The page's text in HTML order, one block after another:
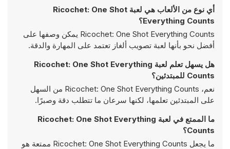
أي نوع من الألعاب هي لعبة Ricochet: One Shot
Everything Counts؟
Ricochet: One Shot Everything Counts يمكن وصفها على
أفضل نحو بأنها لعبة تصويب ألغاز تعتمد على المهارة والدقة.
هل يسهل تعلم لعبة Ricochet: One Shot Everything
Counts للمبتدئين؟
نعم، Ricochet: One Shot Everything Counts من السهل
على المبتدئين تعلمها، لكنها سرعان ما تتطلب دقة وصبرًا.
ما الممتع في لعبة Ricochet: One Shot Everything
Counts؟
ما يجعل Ricochet: One Shot Everything Counts ممتعة هو